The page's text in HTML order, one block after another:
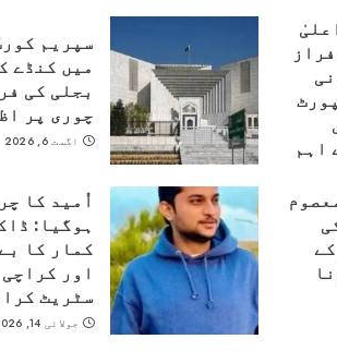
اہم
سپریم
میں کنڈے
بجلی کی
چوری پر
اگست 6, 2026
اُمید کا
ہوگیا:
کمار کا
اور
سٹریٹ
جولائی 14, 2026